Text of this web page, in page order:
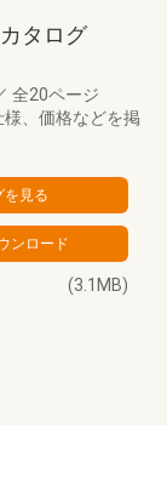
タログ
全20ページ
、価格などを掲
(3.1MB)